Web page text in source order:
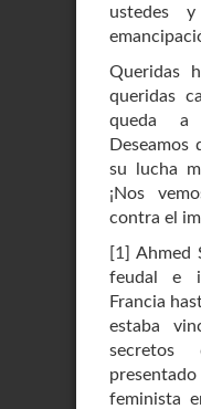
ustedes
Queridas
queridas
queda a
Deseamos
su lucha
¡Nos
contra el
[1 ] Ahmed
feudal e
Francia
estaba
feminista